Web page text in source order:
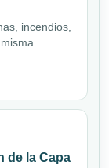
incendios,
de la Capa